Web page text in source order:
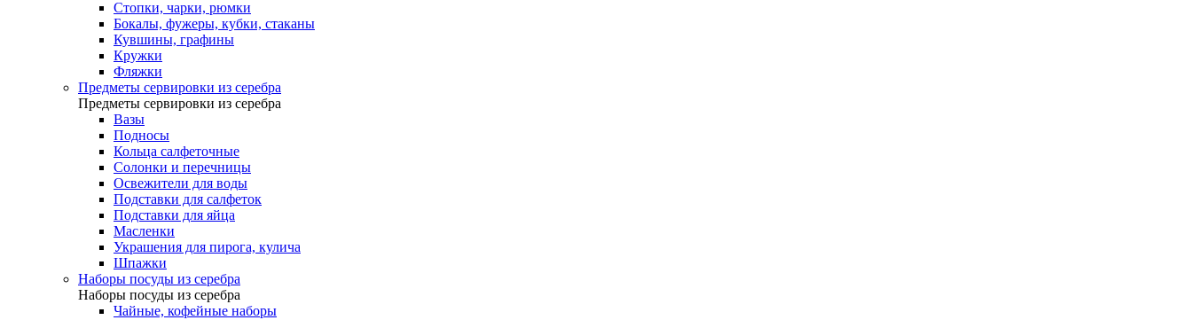
Стопки, чарки, рюмки
Бокалы, фужеры, кубки, стаканы
Кувшины, графины
Кружки
Фляжки
Предметы сервировки из серебра
Предметы сервировки из серебра
Вазы
Подносы
Кольца салфеточные
Солонки и перечницы
Освежители для воды
Подставки для салфеток
Подставки для яйца
Масленки
Украшения для пирога, кулича
Шпажки
Наборы посуды из серебра
Наборы посуды из серебра
Чайные, кофейные наборы